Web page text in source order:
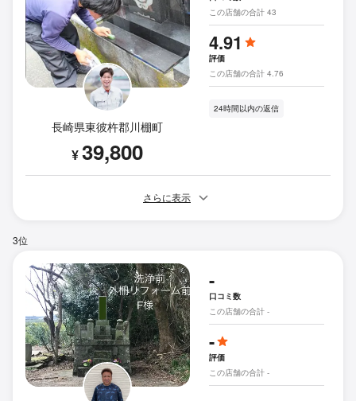
長崎県東彼杵郡川棚町
¥39,800
この店舗の合計 43
4.91
評価
この店舗の合計 4.76
24時間以内の返信
さらに表示
3位
-
口コミ数
この店舗の合計 -
-
評価
この店舗の合計 -